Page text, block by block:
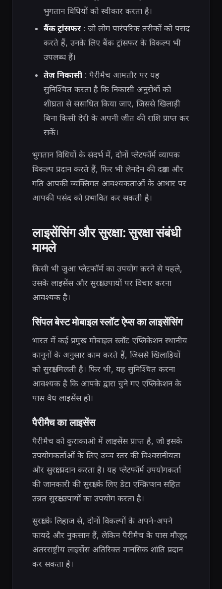
भुगतान विधियों को स्वीकार करता है।
बैंक ट्रांसफर: जो लोग पारंपरिक तरीकों को पसंद
करते हैं, उनके लिए बैंक ट्रांसफर के विकल्प भी
उपलब्ध हैं।
तेज़ निकासी: पैरीमैच आमतौर पर यह
सुनिश्चित करता है कि निकासी अनुरोधों को
शीघ्रता से संसाधित किया जाए, जिससे खिलाड़ी
बिना किसी देरी के अपनी जीत की राशि प्राप्त कर
सकें।
भुगतान विधियों के संदर्भ में, दोनों प्लेटफॉर्म व्यापक
विकल्प प्रदान करते हैं, फिर भी लेनदेन की दक्षता और
गति आपकी व्यक्तिगत आवश्यकताओं के आधार पर
आपकी पसंद को प्रभावित कर सकती है।
लाइसेंसिंग और सुरक्षा: सुरक्षा संबंधी
मामले
किसी भी जुआ प्लेटफॉर्म का उपयोग करने से पहले,
उसके लाइसेंस और सुरक्षा उपायों पर विचार करना
आवश्यक है।
सिंपल बेस्ट मोबाइल स्लॉट ऐप्स का लाइसेंसिंग
भारत में कई प्रमुख मोबाइल स्लॉट एप्लिकेशन स्थानीय
कानूनों के अनुसार काम करते हैं, जिससे खिलाड़ियों
को सुरक्षा मिलती है। फिर भी, यह सुनिश्चित करना
आवश्यक है कि आपके द्वारा चुने गए एप्लिकेशन के
पास वैध लाइसेंस हो।
पैरीमैच का लाइसेंस
पैरीमैच को कुराकाओ में लाइसेंस प्राप्त है, जो इसके
उपयोगकर्ताओं के लिए उच्च स्तर की विश्वसनीयता
और सुरक्षा प्रदान करता है। यह प्लेटफॉर्म उपयोगकर्ता
की जानकारी की सुरक्षा के लिए डेटा एन्क्रिप्शन सहित
उन्नत सुरक्षा उपायों का उपयोग करता है।
सुरक्षा के लिहाज से, दोनों विकल्पों के अपने-अपने
फायदे और नुकसान हैं, लेकिन पैरीमैच के पास मौजूद
अंतरराष्ट्रीय लाइसेंस अतिरिक्त मानसिक शांति प्रदान
कर सकता है।